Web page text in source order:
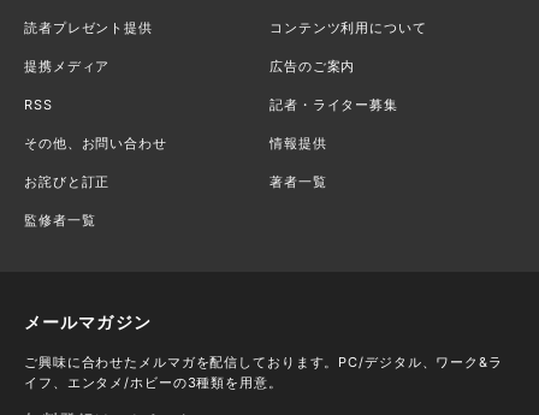
読者プレゼント提供 コンテンツ利用について
提携メディア 広告のご案内
RSS 記者・ライター募集
その他、お問い合わせ 情報提供
お詫びと訂正 著者一覧
監修者一覧
メールマガジン
ご興味に合わせたメルマガを配信しております。PC/デジタル、ワーク&ラ
イフ、エンタメ/ホビーの3種類を用意。